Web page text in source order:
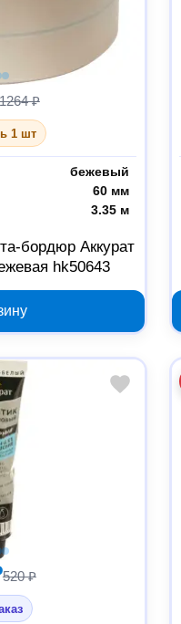
₽
1 шт
бежевый
60 мм
3.35 м
бордюр Аккурат
hk50643
520 ₽